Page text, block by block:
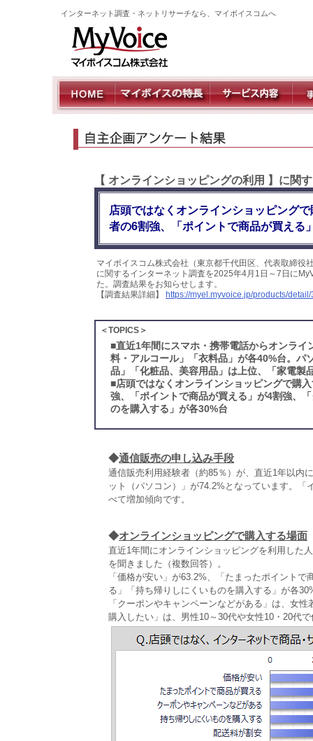
インターネット調査・ネットリサーチなら、マイボイスコムへ
【 オンラインショッピングの利用 】に関
店頭ではなくオンラインショッピング
者の6割強、「ポイントで商品が買える
マイボイスコム株式会社（東京都千代田区、代表取締
に関するインターネット調査を2025年4月1日～7日に
た。調査結果をお知らせします。
【調査結果詳細】
https://myel.myvoice.jp/products/
＜TOPICS＞
■直近1年間にスマホ・携帯電話からオンラ
料・アルコール」「衣料品」が各40%台。パ
品」「化粧品、美容用品」は上位、「家電製
■店頭ではなくオンラインショッピングで購
強、「ポイントで商品が買える」が4割強、
のを購入する」が各30%台
◆通信販売の申し込み手段
通信販売利用経験者（約85％）が、直近1年以内
ット（パソコン）」が74.2%となっています。
べて増加傾向です。
◆オンラインショッピングで購入する場面
直近1年間にオンラインショッピングを利用した
を聞きました（複数回答）。
「価格が安い」が63.2%、「たまったポイント
る」「持ち帰りしにくいものを購入する」が各
「クーポンやキャンペーンなどがある」は、女
購入したい」は、男性10～30代や女性10・20代